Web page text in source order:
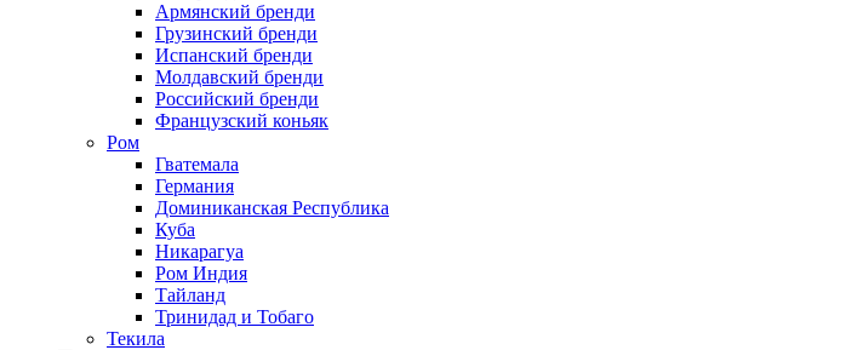
Армянский бренди
Грузинский бренди
Испанский бренди
Молдавский бренди
Российский бренди
Французский коньяк
Ром
Гватемала
Германия
Доминиканская Республика
Куба
Никарагуа
Ром Индия
Тайланд
Тринидад и Тобаго
Текила